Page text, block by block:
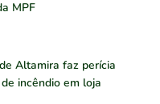
MPF
Altamira faz perícia
incêndio em loja